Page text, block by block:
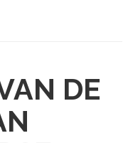
DE